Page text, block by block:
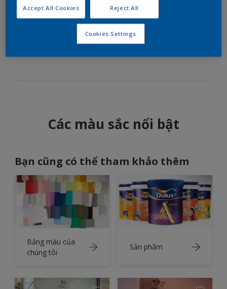
Sử dụng màu tương phản mạnh để tạo cá tính cho
Các màu sắc nổi bật
Bạn cũng có thể tham khảo thêm
Bảng màu của
chúng tôi
Sản phẩm
Reject All
Accept All Cookies
Cookies Settings